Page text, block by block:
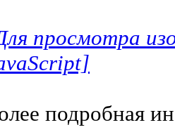
просмотра
подробная